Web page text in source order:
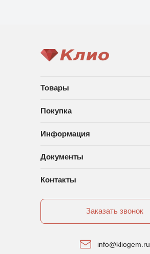
Товары
Покупка
Информация
Документы
Контакты
Заказать звонок
info@kliogem.ru